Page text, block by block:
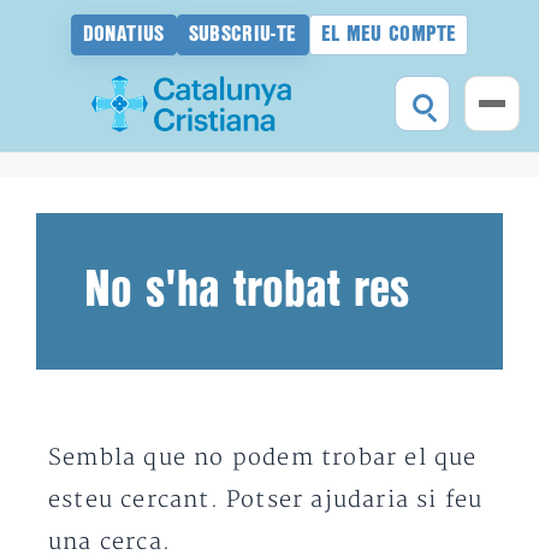
DONATIUS SUBSCRIU-TE EL MEU COMPTE
No s'ha trobat res
Sembla que no podem trobar el que
esteu cercant. Potser ajudaria si feu
una cerca.